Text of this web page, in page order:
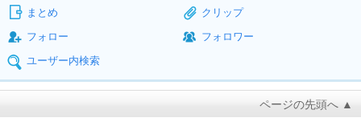
まとめ
クリップ
フォロー
フォロワー
ユーザー内検索
ページの先頭へ ▲